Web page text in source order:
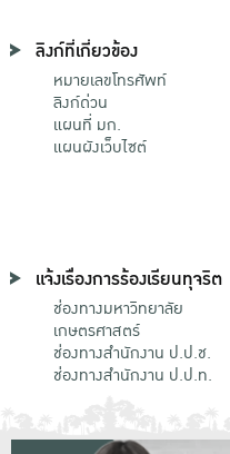
ลิงก์ที่เกี่ยวข้อง
หมายเลขโทรศัพท์
ลิงก์ด่วน
แผนที่ มก.
แผนผังเว็บไซต์
แจ้งเรื่องการร้องเรียนทุจริต
ช่องทางมหาวิทยาลัย
เกษตรศาสตร์
ช่องทางสำนักงาน ป.ป.ช.
ช่องทางสำนักงาน ป.ป.ท.